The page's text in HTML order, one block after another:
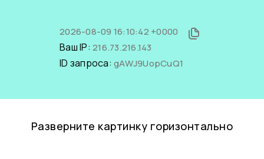
2026-08-09 16:10:42 +0000
Ваш IP: 216.73.216.143
ID запроса: gAWJ9UopCuQ1
Разверните картинку горизонтально